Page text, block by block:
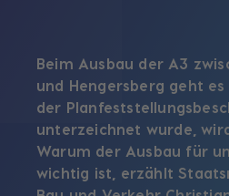
Beim Ausbau der A3
und Hengersberg geht
der
unterzeichnet wurde,
Warum der Ausbau für
wichtig ist, erzählt